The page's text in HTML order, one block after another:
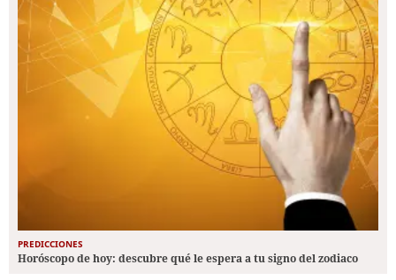
PREDICCIONES
Horóscopo de hoy: descubre qué le espera a tu signo del zodiaco